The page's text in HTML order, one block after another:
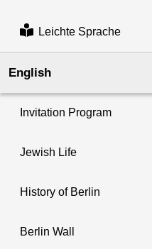
Leichte Sprache
English
Invitation Program
Jewish Life
History of Berlin
Berlin Wall